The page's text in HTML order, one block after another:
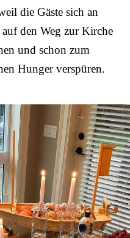
die Gäste sich an
den Weg zur Kirche
und schon zum
Hunger verspüren.